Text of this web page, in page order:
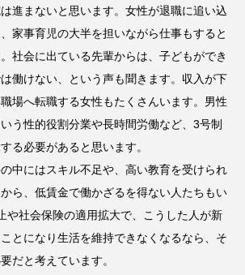
進まないと思います。女性が退職に追い込
家事育児の大半を担いながら仕事もすると
社会に出ている先輩からは、子どもができ
働けない、という声も聞きます。収入が下
場へ転職する女性もたくさんいます。男性
う性的役割分業や長時間労働など、3号制
る必要があると思います。
中にはスキル不足や、高い教育を受けられ
ら、低賃金で働かざるを得ない人たちもい
や社会保険の適用拡大で、こうした人が新
とになり生活を維持できなくなるなら、そ
だと考えています。